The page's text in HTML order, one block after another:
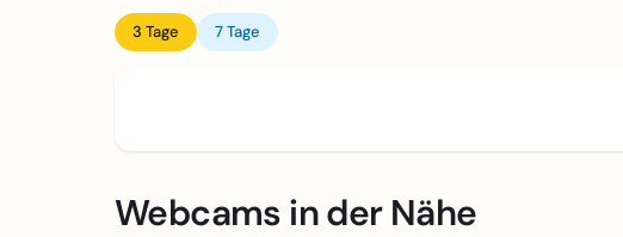
3 Tage 7 Tage
Webcams in der Nähe